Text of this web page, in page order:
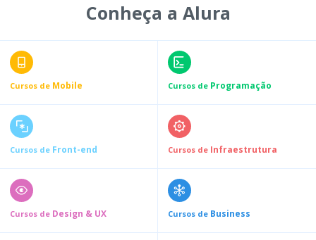
Conheça a Alura
Cursos de Mobile Cursos de Programação
Cursos de Front-end Cursos de Infraestrutura
Cursos de Design & UX Cursos de Business